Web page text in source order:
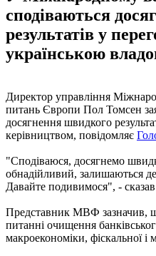
сподіваються
результатів у
українською
Директор управління
питань Європи Пол Томсен
досягнення швидкого
керівництвом, повідомляє
"Сподіваюся, досягнемо
обнадійливий, залишаються
Давайте подивимося", -
Представник МВФ зазначив,
питанні очищення
макроекономіки, фіскальної і